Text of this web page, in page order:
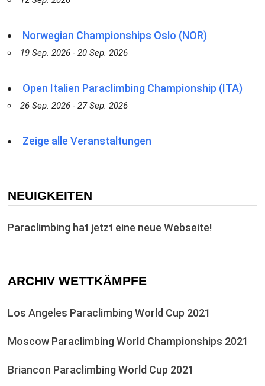
Norwegian Championships Oslo (NOR)
19 Sep. 2026 - 20 Sep. 2026
Open Italien Paraclimbing Championship (ITA)
26 Sep. 2026 - 27 Sep. 2026
Zeige alle Veranstaltungen
NEUIGKEITEN
Paraclimbing hat jetzt eine neue Webseite!
ARCHIV WETTKÄMPFE
Los Angeles Paraclimbing World Cup 2021
Moscow Paraclimbing World Championships 2021
Briancon Paraclimbing World Cup 2021